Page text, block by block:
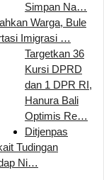
Simpan Na…
Warga, Bule
Imigrasi …
Targetkan 36
Kursi DPRD
dan 1 DPR RI,
Hanura Bali
Optimis Re…
Ditjenpas
Tudingan
Ni…